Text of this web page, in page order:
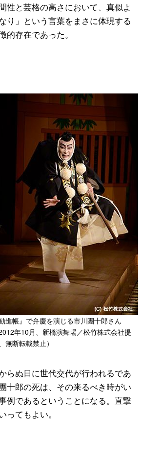
性と芸格の高さにおいて、真似よ
り」という言葉をまさに体現する
存在であった。
勧進帳』で弁慶を演じる市川團十郎さん
2012年10月、新橋演舞場／松竹株式会社提
無断転載禁止）
らぬ日に世代交代が行われるであ
十郎の死は、その来るべき時がい
例であるということになる。直撃
てもよい。